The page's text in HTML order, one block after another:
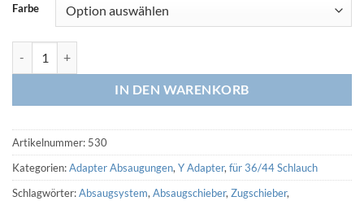
Farbe
IN DEN WARENKORB
Artikelnummer: 530
Kategorien:Adapter Absaugungen, Y Adapter, für 36/44 Schlauch
Schlagwörter:Absaugsystem, Absaugschieber, Zugschieber,